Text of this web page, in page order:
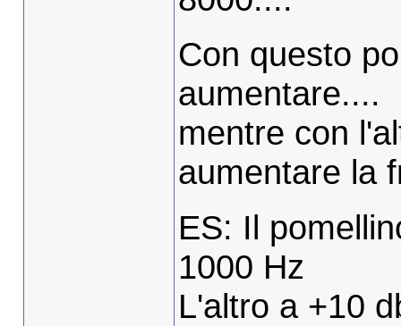
Con questo
aumentare....
mentre con
aumentare la
ES: Il
1000 Hz
L'altro a +10